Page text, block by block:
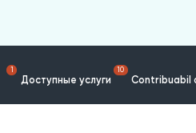
1
Доступные услуги
10
Contribuabil